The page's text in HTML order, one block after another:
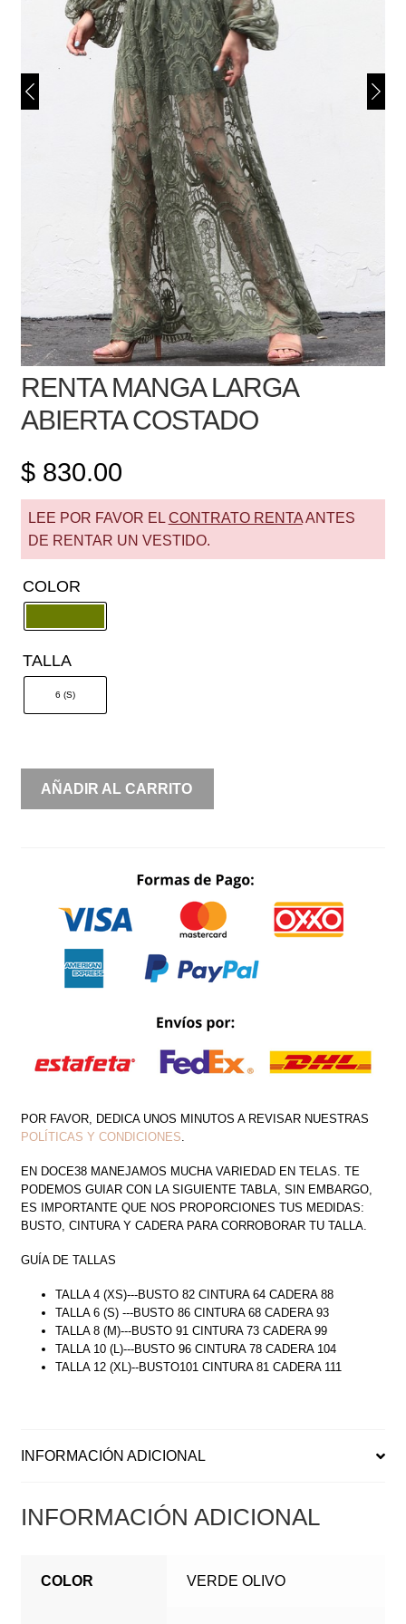
RENTA MANGA LARGA
ABIERTA COSTADO
$830.00
LEE POR FAVOR EL CONTRATO RENTAANTES
DE RENTAR UN VESTIDO.
COLOR
TALLA
6 (S)
RENTA
MANGA
CANTIDAD
AÑADIR AL CARRITO
POR FAVOR, DEDICA UNOS MINUTOS A REVISAR NUESTRAS
POLÍTICAS Y CONDICIONES.
EN DOCE38 MANEJAMOS MUCHA VARIEDAD EN TELAS. TE
PODEMOS GUIAR CON LA SIGUIENTE TABLA, SIN EMBARGO,
ES IMPORTANTE QUE NOS PROPORCIONES TUS MEDIDAS:
BUSTO, CINTURA Y CADERA PARA CORROBORAR TU TALLA.
GUÍA DE TALLAS
TALLA 4 (XS)---BUSTO 82 CINTURA 64 CADERA 88
TALLA 6 (S) ---BUSTO 86 CINTURA 68 CADERA 93
TALLA 8 (M)---BUSTO 91 CINTURA 73 CADERA 99
TALLA 10 (L)---BUSTO 96 CINTURA 78 CADERA 104
TALLA 12 (XL)--BUSTO101 CINTURA 81 CADERA 111
INFORMACIÓN ADICIONAL
INFORMACIÓN ADICIONAL
COLOR VERDE OLIVO